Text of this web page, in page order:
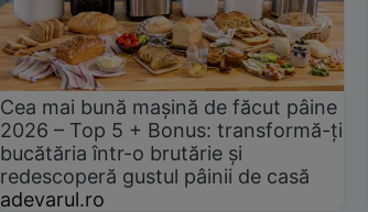
Cea mai bună mașină de făcut pâine
2026 – Top 5 + Bonus: transformă-ți
bucătăria într-o brutărie și
redescoperă gustul pâinii de casă
adevarul.ro